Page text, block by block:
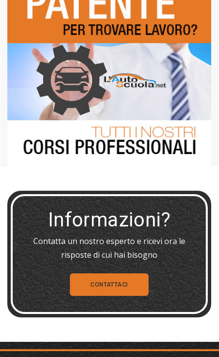
Informazioni?
Contatta un nostro esperto e ricevi ora le
risposte di cui hai bisogno
CONTATTACI